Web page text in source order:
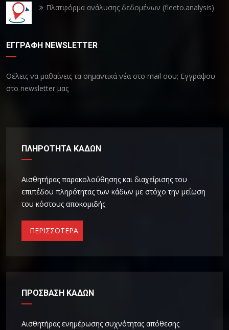
Πλατφόρμα ανάλυσης δεδομένων (fleeto.analysis)
ΕΓΓΡΑΦΗ NEWSLETTER
Θέλεις να μαθαίνεις τα σημαντικά νέα στο mail σου; Εγγράψου
στο newsletter μας
ΠΛΗΡOΤΗΤΑ ΚΑΔΩΝ
Αισθητήρας παρακολούθησης και διαχείρισης του
επιπέδου πληρότητας των κάδων με στόχο την μείωση
του κόστους αποκομιδής
ΠΕΡΙΣΣΟΤΕΡΑ
ΠΡΟΣΒΑΣΗ ΚΑΔΩΝ
Αισθητήρας ενημέρωσης συχνότητας απόθεσης